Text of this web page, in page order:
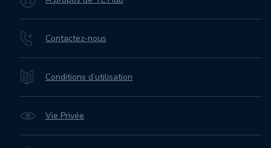
Contactez-nous
Conditions d’utilisation
Vie Privée